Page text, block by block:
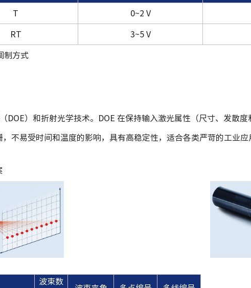
T
0~2 V
RT
3~5 V
制方式
DOE）和折射光学技术。DOE 在保持输入激光属性（尺寸、发散
不易受时间和温度的影响，具有高稳定性，适合各类严苛的工业应
波束数